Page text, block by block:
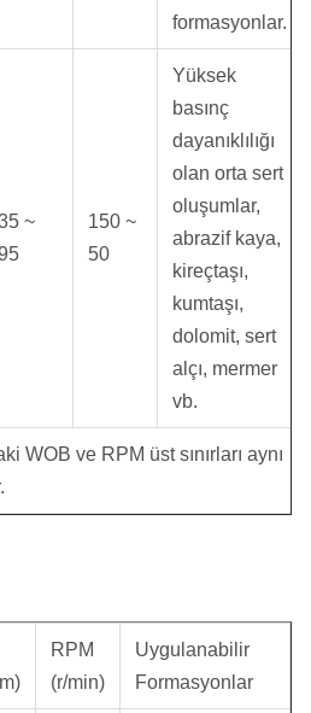
formasyonlar.
~
150 ~
50
Yüksek
basınç
dayanıklılığı
olan orta sert
oluşumlar,
abrazif kaya,
kireçtaşı,
kumtaşı,
dolomit, sert
alçı, mermer
vb.
WOB ve RPM üst sınırları aynı
RPM
(r/min)
Uygulanabilir
Formasyonlar